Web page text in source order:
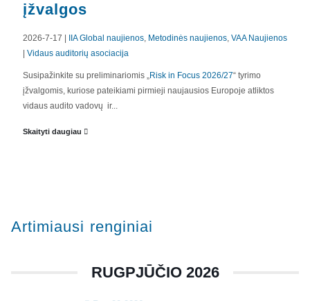
įžvalgos
2026-7-17 | IIA Global naujienos Metodinės naujienos VAA Naujienos
Vidaus auditorių asociacija
Susipažinkite su preliminariomis „ Risk in Focus 2026/27“ tyrimo
įžvalgomis, kuriose pateikiami pirmieji naujausios Europoje atliktos
vidaus audito vadovų ir...
Skaityti daugiau
Artimiausi renginiai
RUGPJŪČIO 2026
APIE MUS
Konferencijos